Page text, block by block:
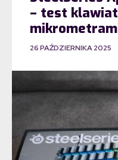
– test
26 PAŹDZIERNIKA 2025